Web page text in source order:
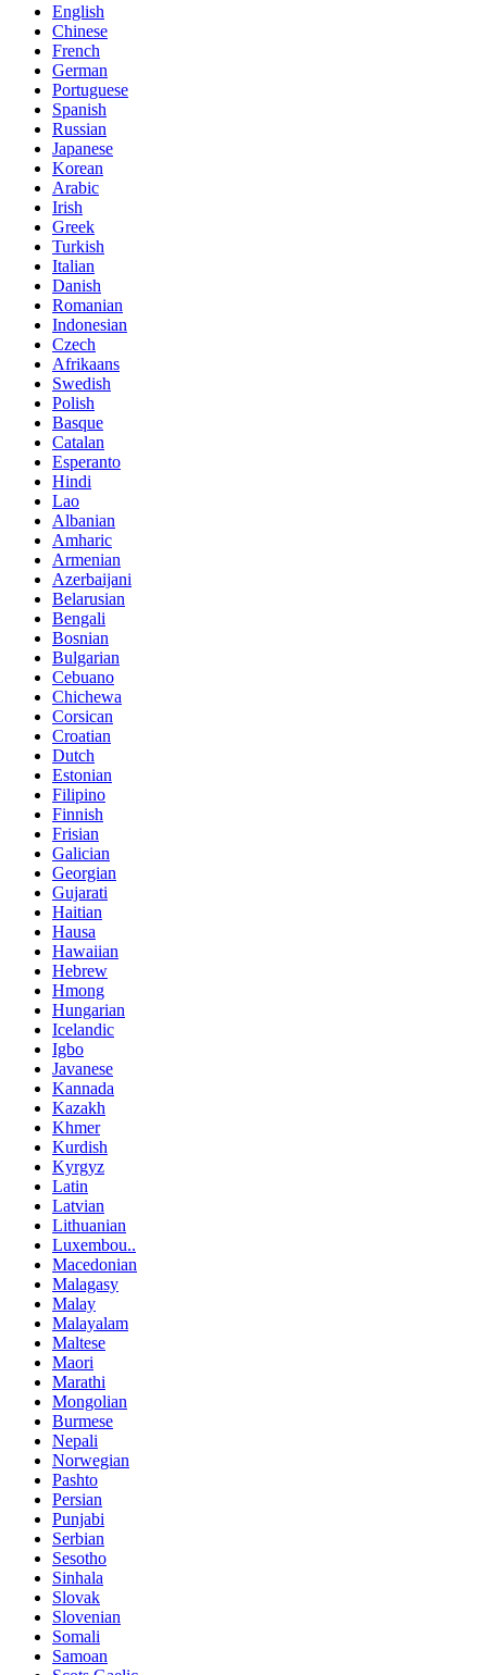
English
Chinese
French
German
Portuguese
Spanish
Russian
Japanese
Korean
Arabic
Irish
Greek
Turkish
Italian
Danish
Romanian
Indonesian
Czech
Afrikaans
Swedish
Polish
Basque
Catalan
Esperanto
Hindi
Lao
Albanian
Amharic
Armenian
Azerbaijani
Belarusian
Bengali
Bosnian
Bulgarian
Cebuano
Chichewa
Corsican
Croatian
Dutch
Estonian
Filipino
Finnish
Frisian
Galician
Georgian
Gujarati
Haitian
Hausa
Hawaiian
Hebrew
Hmong
Hungarian
Icelandic
Igbo
Javanese
Kannada
Kazakh
Khmer
Kurdish
Kyrgyz
Latin
Latvian
Lithuanian
Luxembou..
Macedonian
Malagasy
Malay
Malayalam
Maltese
Maori
Marathi
Mongolian
Burmese
Nepali
Norwegian
Pashto
Persian
Punjabi
Serbian
Sesotho
Sinhala
Slovak
Slovenian
Somali
Samoan